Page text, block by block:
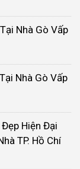
Nhà Gò Vấp
Nhà Gò Vấp
Đẹp Hiện Đại
TP. Hồ Chí